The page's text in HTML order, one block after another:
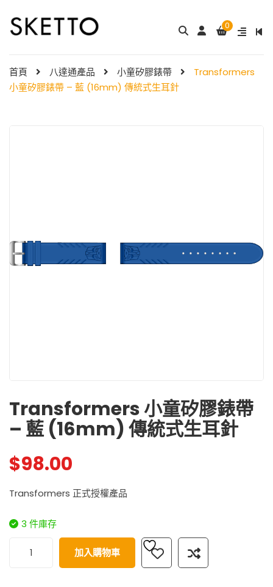
0
首頁 八達通產品 小童矽膠錶帶
Transformers
小童矽膠錶帶 – 藍 (16mm) 傳統式生耳針
Transformers 小童矽膠錶帶
– 藍 (16mm) 傳統式生耳針
$98.00
Transformers 正式授權產品
3 件庫存
加入購物車
$ 288.00
帶 ...
$98.00
$98.00